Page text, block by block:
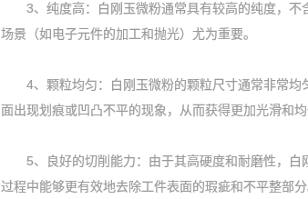
3、纯度高：白刚玉微粉通常具有较高的纯度，不
场景（如电子元件的加工和抛光）尤为重要。
4、颗粒均匀：白刚玉微粉的颗粒尺寸通常非常均
面出现划痕或凹凸不平的现象，从而获得更加光滑和均
5、良好的切削能力：由于其高硬度和耐磨性，白
过程中能够更有效地去除工件表面的瑕疵和不平整部分